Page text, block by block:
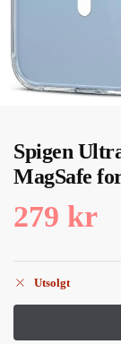
Spigen
MagSafe
279 kr
Utsolgt